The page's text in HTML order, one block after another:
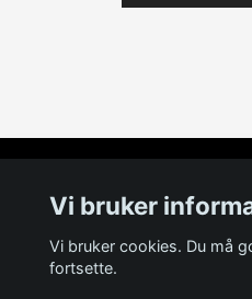
Om
Vi bruker
Vi bruker cookies. Du må
fortsette.